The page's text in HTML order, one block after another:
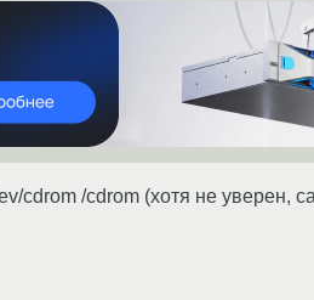
cdrom /cdrom (хотя не уверен,